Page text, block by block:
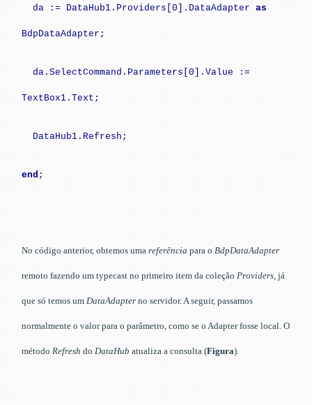
da := DataHub1.Providers[0].DataAdapter as
BdpDataAdapter;
da.SelectCommand.Parameters[0].Value :=
TextBox1.Text;
DataHub1.Refresh;
end ;
No código anterior, obtemos uma referência para o BdpDataAdapter
remoto fazendo um typecast no primeiro item da coleção Providers, já
que só temos um DataAdapter no servidor. A seguir, passamos
normalmente o valor para o parâmetro, como se o Adapter fosse local. O
método Refresh do DataHub atualiza a consulta (Figura).